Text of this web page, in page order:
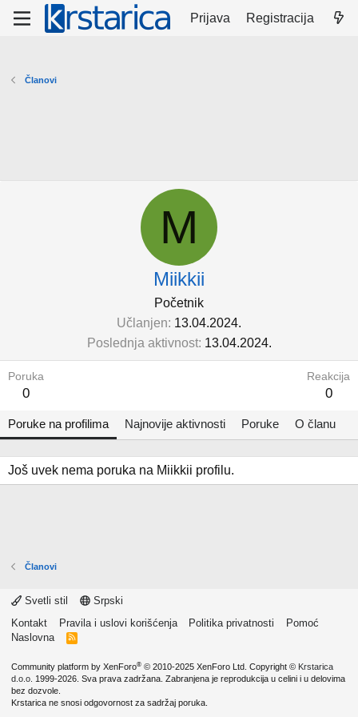
Prijava Registracija
Članovi
M
Miikkii
Početnik
Učlanjen 13.04.2024.
Poslednja aktivnost 13.04.2024.
Poruka
0
Reakcija
0
Poruke na profilima Najnovije aktivnosti Poruke O članu
Još uvek nema poruka na Miikkii profilu.
Članovi
Svetli stil
Srpski
Kontakt
Pravila i uslovi korišćenja Politika privatnosti
Pomoć
Naslovna
R
Community platform by XenForo® © 2010-2025 XenForo Ltd. Copyright © Krstarica
d.o.o. 1999-2026. Sva prava zadržana. Zabranjena je reprodukcija u celini i u delovima
bez dozvole.
Krstarica ne snosi odgovornost za sadržaj poruka.